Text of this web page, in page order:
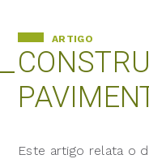
ARTIGO
Este artigo relata o